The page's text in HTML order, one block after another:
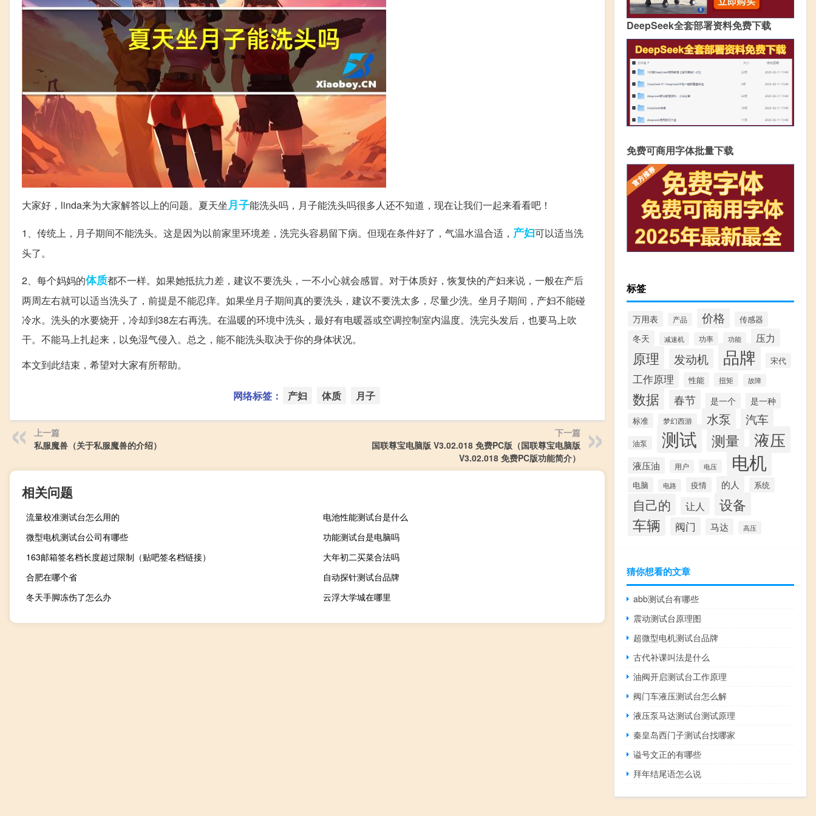
大家好，linda来为大家解答以上的问题。夏天坐月子能洗头吗，月子能洗头吗很多人还不知道，现在让我们一起来看看吧！
1、传统上，月子期间不能洗头。这是因为以前家里环境差，洗完头容易留下病。但现在条件好了，气温水温合适， 产妇可以适当洗
头了。
2、每个妈妈的体质都不一样。如果她抵抗力差，建议不要洗头，一不小心就会感冒。对于体质好，恢复快的产妇来说，一般在产后
两周左右就可以适当洗头了，前提是不能忍痒。如果坐月子期间真的要洗头，建议不要洗太多，尽量少洗。坐月子期间，产妇不能碰
冷水。洗头的水要烧开，冷却到38左右再洗。在温暖的环境中洗头，最好有电暖器或空调控制室内温度。洗完头发后，也要马上吹
干。不能马上扎起来，以免湿气侵入。总之，能不能洗头取决于你的身体状况。
本文到此结束，希望对大家有所帮助。
网络标签： 产妇 体质 月子
上一篇
私服魔兽（关于私服魔兽的介绍）
下一篇
国联尊宝电脑版 V3.02.018 免费PC版（国联尊宝电脑版
V3.02.018 免费PC版功能简介）
相关问题
流量校准测试台怎么用的
电池性能测试台是什么
微型电机测试台公司有哪些
功能测试台是电脑吗
163邮箱签名档长度超过限制（贴吧签名档链接）
大年初二买菜合法吗
合肥在哪个省
自动探针测试台品牌
冬天手脚冻伤了怎么办
云浮大学城在哪里
DeepSeek全套部署资料免费下载
免费可商用字体批量下载
标签
万用表 产品 价格 传感器
冬天 减速机 功率 功能 压力
原理 发动机 品牌 宋代
工作原理 性能 扭矩 故障
数据 春节 是一个 是一种
标准 梦幻西游 水泵 汽车
油泵 测试 测量 液压
液压油 用户 电压 电机
电脑 电路 疫情 的人 系统
自己的 让人
设备
车辆
阀门 马达 高压
猜你想看的文章
abb测试台有哪些
震动测试台原理图
超微型电机测试台品牌
古代补课叫法是什么
油阀开启测试台工作原理
阀门车液压测试台怎么解
液压泵马达测试台测试原理
秦皇岛西门子测试台找哪家
谥号文正的有哪些
拜年结尾语怎么说